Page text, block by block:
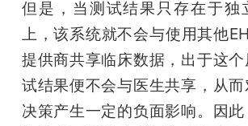
但是，当测试结果只存在于独
上，该系统就不会与使用其他
提供商共享临床数据，出于这个
试结果便不会与医生共享，从
决策产生一定的负面影响。因